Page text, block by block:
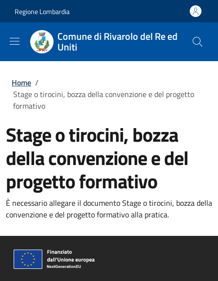
Regione Lombardia
Comune di Rivarolo del Re ed
Uniti
Briciole di pane
Home /
Stage o tirocini, bozza della convenzione e del progetto
formativo
Stage o tirocini, bozza
della convenzione e del
progetto formativo
È necessario allegare il documento Stage o tirocini, bozza della
convenzione e del progetto formativo alla pratica.